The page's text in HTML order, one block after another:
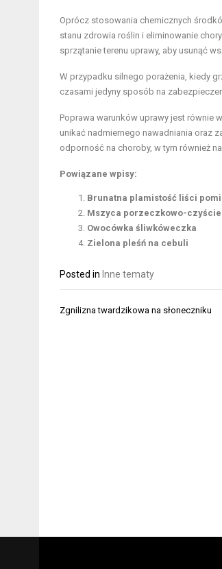
Oprócz stosowania chemicznych
stanu zdrowia roślin i eliminowanie
sprzątanie terenu uprawy, aby usunąć
W przypadku silnego porażenia, kiedy
czasami jedyny sposób na
Poprawa warunków uprawy jest równie
unikać nadmiernego nawadniania oraz
odporność na choroby, w tym również
Powiązane wpisy:
Brunatna plamistość liści
Mszyca porzeczkowo-
Owocówka śliwkóweczka
Zielona pleśń na cebuli
Posted in Inne tematy
Nawigacja
Zgnilizna twardzikowa na słoneczniku